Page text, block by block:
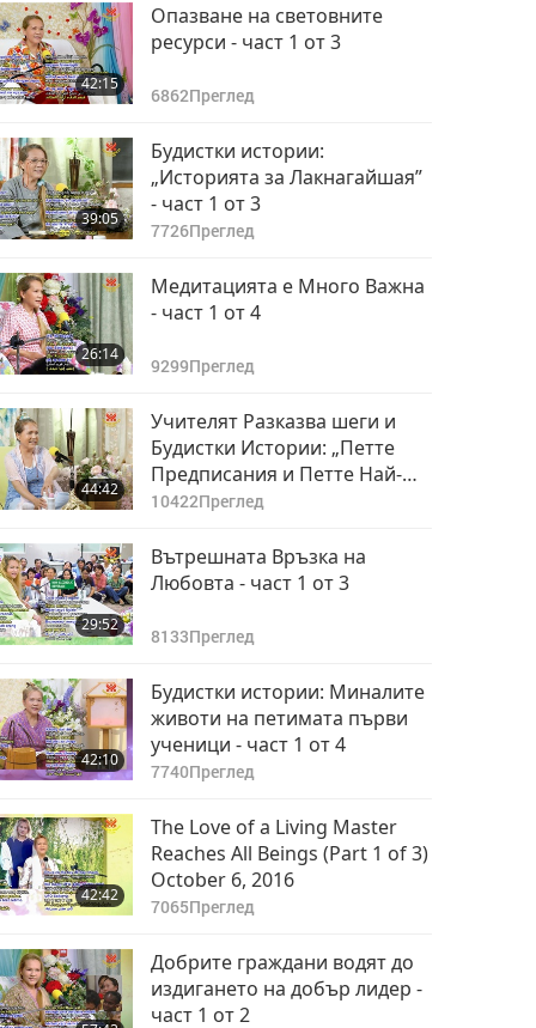
42:15
Опазване на световните
ресурси - част 1 от 3
6862Преглед
39:05
Будистки истории:
„Историята за Лакнагайшая”
- част 1 от 3
7726Преглед
26:14
Медитацията е Много Важна
- част 1 от 4
9299Преглед
44:42
Учителят Разказва шеги и
Будистки Истории: „Петте
Предписания и Петте Най-
Добри Начина за
от 3
10422Преглед
29:52
Вътрешната Връзка на
Любовта - част 1 от 3
8133Преглед
42:10
Будистки истории: Миналите
животи на петимата първи
ученици - част 1 от 4
7740Преглед
42:42
The Love of a Living Master
Reaches All Beings (Part 1 of 3)
October 6, 2016
7065Преглед
Добрите граждани водят до
издигането на добър лидер -
част 1 от 2